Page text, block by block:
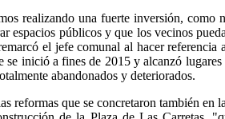
realizando una fuerte inversión, como
espacios públicos y que los vecinos
el jefe comunal al hacer referencia
inició a fines de 2015 y alcanzó lugares
abandonados y deteriorados.
reformas que se concretaron también en